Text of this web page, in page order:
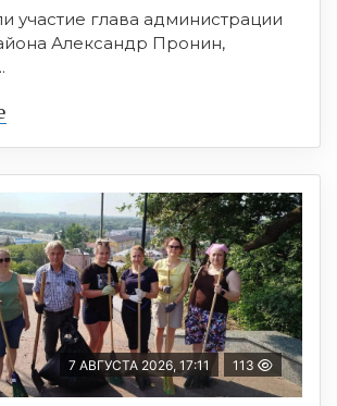
участие глава администрации
Александр Пронин,
7 АВГУСТА 2026, 17:11 113